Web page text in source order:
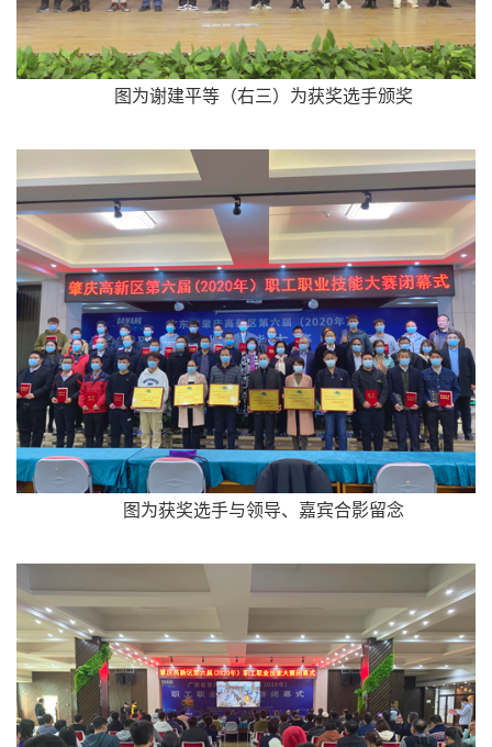
图为谢建平等（右三）为获奖选手颁奖
图为获奖选手与领导、嘉宾合影留念